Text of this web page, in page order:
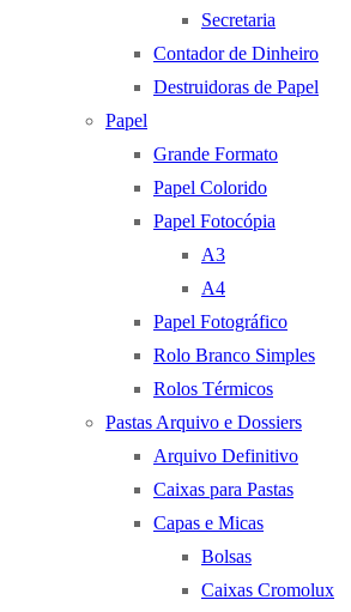
Secretaria
Contador de Dinheiro
Destruidoras de Papel
Papel
Grande Formato
Papel Colorido
Papel Fotocópia
A3
A4
Papel Fotográfico
Rolo Branco Simples
Rolos Térmicos
Pastas Arquivo e Dossiers
Arquivo Definitivo
Caixas para Pastas
Capas e Micas
Bolsas
Caixas Cromolux